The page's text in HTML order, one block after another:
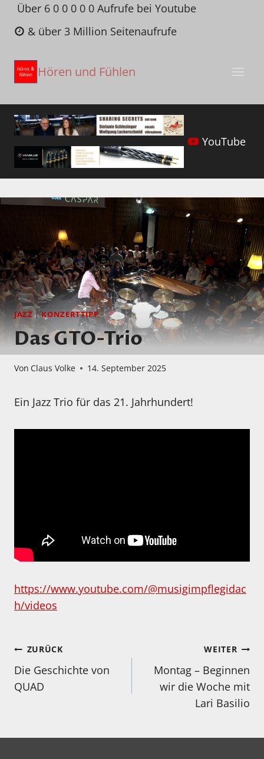
Zum
Inhalt
springen
Über 6 0 0 0 0 0 Aufrufe bei Youtube
& über 3 Million Seitenaufrufe
Hören und Fühlen
YouTube
JAZZ|KONZERTTIPP
Das GTO-Trio
Von Claus Volke 14. September 2025
Ein Jazz Trio für das 21. Jahrhundert!
https://www.youtube.com/@musigimpflegidac
h/videos
Beitragsnavigation
ZURÜCK
Die Geschichte von
QUAD
WEITER
Montag – Beginnen
wir die Woche mit
Lari Basilio